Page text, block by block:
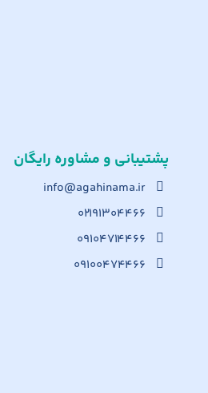
پشتیبانی و مشاوره رایگان
info@agahinama.ir
۰۲۱۹۱۳۰۴۴۶۶
۰۹۱۰۴۷۱۴۴۶۶
۰۹۱۰۰۴۷۴۴۶۶